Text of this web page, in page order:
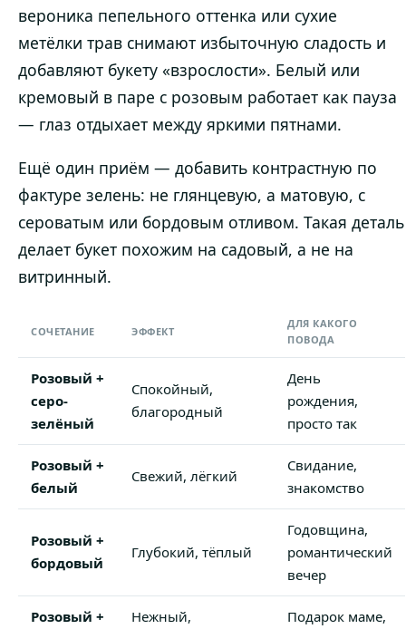
вероника пепельного оттенка или сухие
метёлки трав снимают избыточную сладость и
добавляют букету «взрослости». Белый или
кремовый в паре с розовым работает как пауза
— глаз отдыхает между яркими пятнами.
Ещё один приём — добавить контрастную по
фактуре зелень: не глянцевую, а матовую, с
сероватым или бордовым отливом. Такая деталь
делает букет похожим на садовый, а не на
витринный.
СОЧЕТАНИЕ ЭФФЕКТ
ДЛЯ КАКОГО
ПОВОДА
Розовый +
серо-
зелёный
Спокойный,
благородный
День
рождения,
просто так
Розовый +
белый
Свежий, лёгкий
Свидание,
знакомство
Розовый +
бордовый
Глубокий, тёплый
Годовщина,
романтический
вечер
Розовый +
Нежный,
Подарок маме,